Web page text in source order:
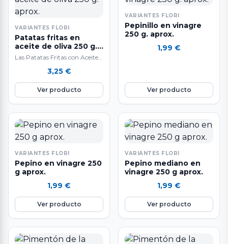
VARIANTES FLORI
Patatas fritas en
aceite de oliva 250 g.
aprox.
Las Patatas Fritas con Aceite
para los más exigentes,…
3,25 €
Ver producto
VARIANTES FLORI
Pepinillo en vinagre
250 g. aprox.
1,99 €
Ver producto
VARIANTES FLORI
Pepino en vinagre 250
g aprox.
1,99 €
Ver producto
VARIANTES FLORI
Pepino mediano en
vinagre 250 g aprox.
1,99 €
Ver producto